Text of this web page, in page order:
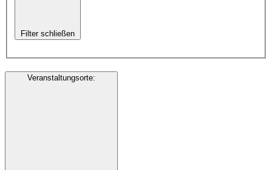
Filter schließen
Veranstaltungsorte: